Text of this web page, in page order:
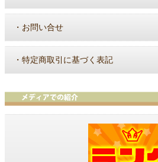
・ お問い合せ
・ 特定商取引に基づく表記